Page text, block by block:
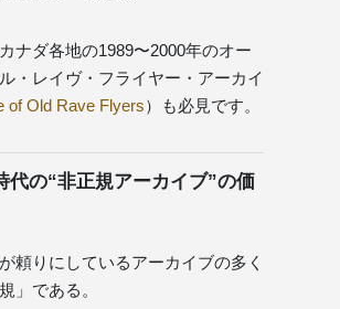
ナダ各地の1989〜2000年のオー
・レイヴ・フライヤー・アーカイ
of Old Rave Flyers）も必見です。
代の“非正規アーカイブ”の価
頼りにしているアーカイブの多く
」である。